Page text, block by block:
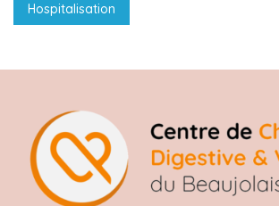
Hospitalisation